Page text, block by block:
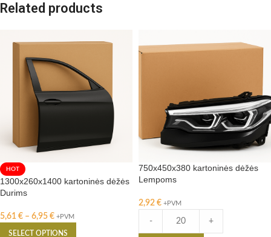
Related products
HOT
1300x260x1400 kartoninės dėžės
Durims
5,61 € – 6,95 € +PVM
SELECT OPTIONS
750x450x380 kartoninės dėžės
Lempoms
2,92 € +PVM
- +